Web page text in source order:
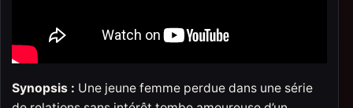
Synopsis : Une jeune femme perdue dans une série